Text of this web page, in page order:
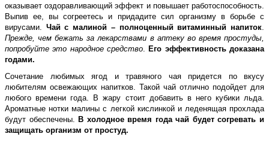
оказывает оздоравливающий эффект и повышает работоспособность.
Выпив ее, вы согреетесь и придадите сил организму в борьбе с
вирусами. Чай с малиной – полноценный витаминный напиток
Прежде, чем бежать за лекарствами в аптеку во время простуды,
попробуйте это народное средство .Его эффективность доказана
годами.
Сочетание любимых ягод и травяного чая придется по вкусу
любителям освежающих напитков. Такой чай отлично подойдет для
любого времени года. В жару стоит добавить в него кубики льда.
Ароматные нотки малины с легкой кислинкой и леденящая прохлада
будут обеспечены. В холодное время года чай будет согревать и
защищать организм от простуд.